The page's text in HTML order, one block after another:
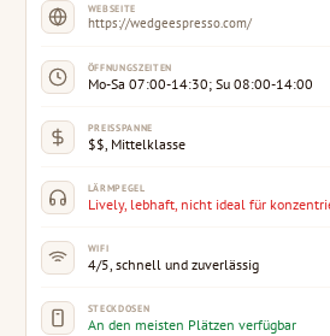
WEBSEITE
https://wedgeespresso.com/
ÖFFNUNGSZEITEN
Mo-Sa 07:00-14:30; Su 08:00-14:00
PREISSPANNE
$$, Mittelklasse
LÄRMPEGEL
Lively, lebhaft, nicht ideal für
WIFI
4/5, schnell und zuverlässig
STECKDOSEN
An den meisten Plätzen verfügbar